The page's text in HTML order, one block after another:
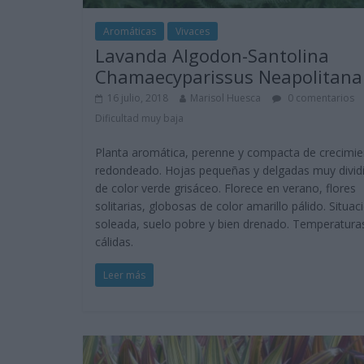
Aromáticas Vivaces
Lavanda Algodon-Santolina
Chamaecyparissus Neapolitana
16 julio, 2018 Marisol Huesca
0 comentarios
Dificultad muy baja
Planta aromática, perenne y compacta de
redondeado. Hojas pequeñas y delgadas muy
de color verde grisáceo. Florece en verano, flores
solitarias, globosas de color amarillo pálido.
soleada, suelo pobre y bien drenado.
cálidas.
Leer más